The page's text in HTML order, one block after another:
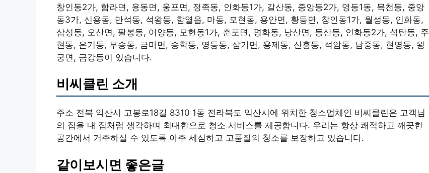
창인동2가, 함라면, 용동면, 웅포면, 정족동, 인화동1가, 갈산동, 중앙동2가, 영등1동, 목천동, 중앙
동3가, 신용동, 만석동, 석왕동, 함열읍, 마동, 모현동, 용안면, 황등면, 창인동1가, 월성동, 인화동,
삼성동, 오산면, 팔봉동, 어양동, 모현동1가, 춘포면, 평화동, 낭산면, 동산동, 인화동2가, 석탄동, 주
현동, 은기동, 부송동, 금마면, 송학동, 영등동, 삼기면, 용제동, 신흥동, 석암동, 남중동, 현영동, 왕
궁면, 금강동이 있습니다.
비씨클린 소개
주소 전북 익산시 고봉로18길 8310 1동 전라북도 익산시에 위치한 청소업체인 비씨클린은 고객님
의 집을 내 집처럼 생각하며 최대한으로 청소 서비스를 제공합니다. 우리는 항상 쾌적하고 깨끗한
공간에서 거주하실 수 있도록 아주 세심하고 고품질의 청소를 보장하고 있습니다.
같이보시면 좋은글